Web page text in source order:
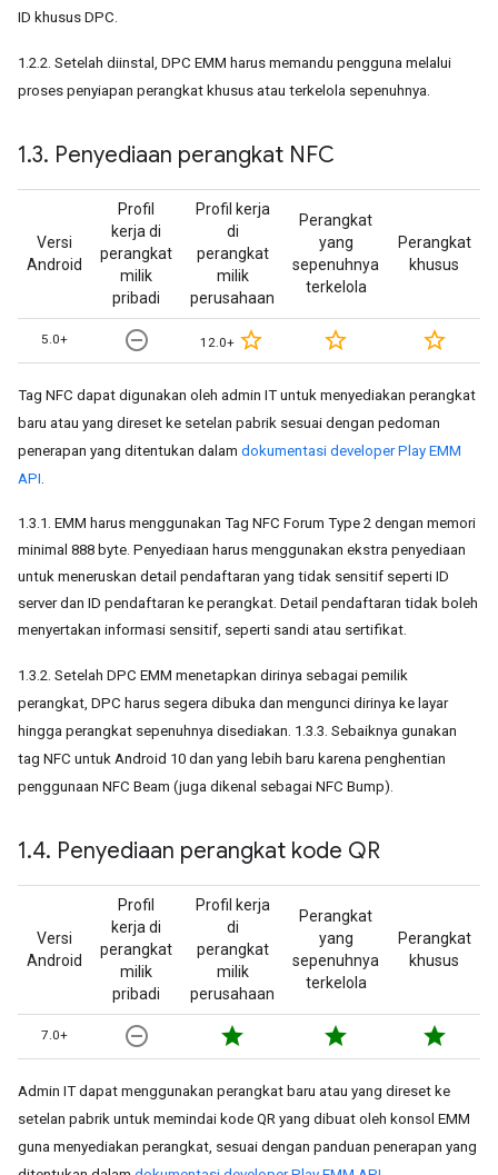
ID khusus DPC.
1.2.2. Setelah diinstal, DPC EMM harus memandu pengguna melalui
proses penyiapan perangkat khusus atau terkelola sepenuhnya.
1.3. Penyediaan perangkat NFC
Versi
Android
Profil
kerja di
perangkat
milik
pribadi
Profil kerja
di
perangkat
milik
perusahaan
Perangkat
yang
sepenuhnya
terkelola
Perangkat
khusus
5.0+ remove_circle_outline 12.0+ star_border star_border star_border
Tag NFC dapat digunakan oleh admin IT untuk menyediakan perangkat
baru atau yang direset ke setelan pabrik sesuai dengan pedoman
penerapan yang ditentukan dalam dokumentasi developer Play EMM
API.
1.3.1. EMM harus menggunakan Tag NFC Forum Type 2 dengan memori
minimal 888 byte. Penyediaan harus menggunakan ekstra penyediaan
untuk meneruskan detail pendaftaran yang tidak sensitif seperti ID
server dan ID pendaftaran ke perangkat. Detail pendaftaran tidak boleh
menyertakan informasi sensitif, seperti sandi atau sertifikat.
1.3.2. Setelah DPC EMM menetapkan dirinya sebagai pemilik
perangkat, DPC harus segera dibuka dan mengunci dirinya ke layar
hingga perangkat sepenuhnya disediakan. 1.3.3. Sebaiknya gunakan
tag NFC untuk Android 10 dan yang lebih baru karena penghentian
penggunaan NFC Beam (juga dikenal sebagai NFC Bump).
1.4. Penyediaan perangkat kode QR
Versi
Android
Profil
kerja di
perangkat
milik
pribadi
Profil kerja
di
perangkat
milik
perusahaan
Perangkat
yang
sepenuhnya
terkelola
Perangkat
khusus
7.0+ remove_circle_outline star star star
Admin IT dapat menggunakan perangkat baru atau yang direset ke
setelan pabrik untuk memindai kode QR yang dibuat oleh konsol EMM
guna menyediakan perangkat, sesuai dengan panduan penerapan yang